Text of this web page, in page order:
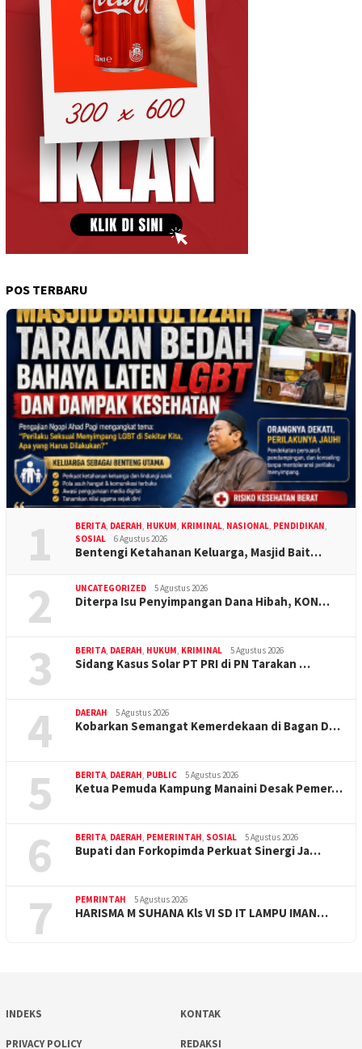
POS TERBARU
1 BERITA DAERAH HUKUM KRIMINAL NASIONAL PENDIDIKAN
SOSIAL
6 Agustus 2026
Bentengi Ketahanan Keluarga, Masjid Bait…
2 UNCATEGORIZED 5 Agustus 2026
Diterpa Isu Penyimpangan Dana Hibah, KON…
3 BERITA DAERAH HUKUM KRIMINAL 5 Agustus 2026
Sidang Kasus Solar PT PRI di PN Tarakan …
4 DAERAH 5 Agustus 2026
Kobarkan Semangat Kemerdekaan di Bagan D…
5 BERITA DAERAH PUBLIC 5 Agustus 2026
Ketua Pemuda Kampung Manaini Desak Pemer…
6 BERITA DAERAH PEMERINTAH SOSIAL 5 Agustus 2026
Bupati dan Forkopimda Perkuat Sinergi Ja…
7 PEMRINTAH 5 Agustus 2026
HARISMA M SUHANA Kls VI SD IT LAMPU IMAN…
INDEKS KONTAK
PRIVACY POLICY REDAKSI